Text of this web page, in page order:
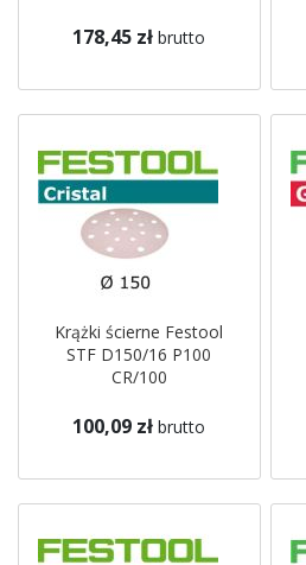
178,45 zł brutto
Krążki ścierne Festool
STF D150/16 P100
CR/100
100,09 zł brutto